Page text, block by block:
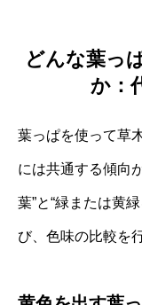
どんな葉っ
か：
葉っぱを使って草
には共通する傾向
葉”と“緑または黄
び、色味の比較を